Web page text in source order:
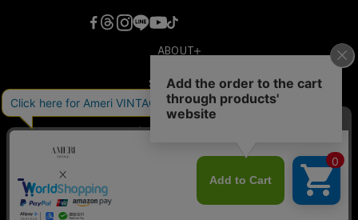
サービスの向上やユーザーにより快適なサービスを提供するためにデータを活用してい
ます。当サービスの
に基づいたデータ利⽤に同意をお願いいたしま
す。
ABOUT
COMPANY
RECRUIT
SHOPPING
新規会員登録
AMERI MEMBERS CLUBについて
パスワードを忘れた方へ
MY PAGE
©B STONE CO.,LTD. ALL RIGHTS RESERVED.
プライバシーポリシー
特定商取引法・古物営業法に基づく表記